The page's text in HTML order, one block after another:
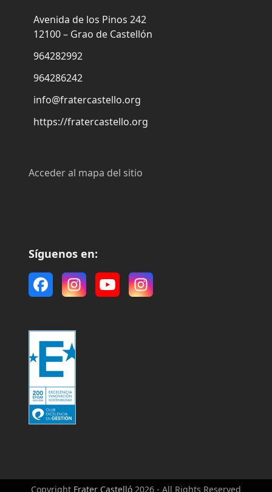
Avenida de los Pinos 242
12100 – Grao de Castellón
964282992
964286242
info@fratercastello.org
https://fratercastello.org
Acceder al mapa del sitio
Síguenos en:
FacebookInstagram
YouTubeInstagram
Copyright Frater Castelló 2026 - All Rights Reserved